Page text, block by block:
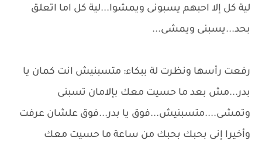
لية كل إلا احبهم يسبونى ويمشوا...لية كل اما اتعلق
بحد...يسبنى ويمشى...
رفعت رأسها ونظرت لة ببكاء: متسبنيش انت كمان يا
بدر...مش بعد ما حسيت معك بإلامان تسبنى
وتمشى....متسبنيش...فوق يا بدر...فوق علشان عرفت
وأخيرا إنى بحبك بحبك من ساعة ما حسيت معك